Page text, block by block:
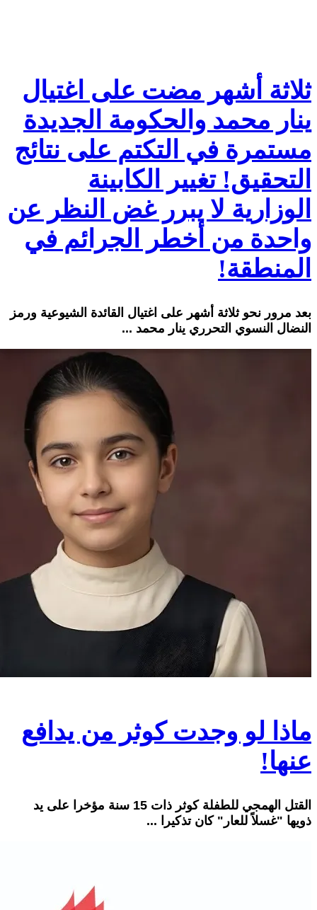
ثلاثة أشهر مضت على اغتيال
ينار محمد والحكومة الجديدة
مستمرة في التكتم على نتائج
التحقيق! تغيير الكابينة
الوزارية لا يبرر غض النظر عن
واحدة من أخطر الجرائم في
المنطقة!
بعد مرور نحو ثلاثة أشهر على اغتيال القائدة الشيوعية ورمز
النضال النسوي التحرري ينار محمد ...
ماذا لو وجدت كوثر من يدافع
عنها!
القتل الهمجي للطفلة كوثر ذات 15 سنة مؤخرا على يد
ذويها "غسلاً للعار" كان تذكيرا ...